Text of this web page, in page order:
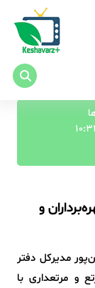
و
مدیرکل دفتر
و مرتعداری با